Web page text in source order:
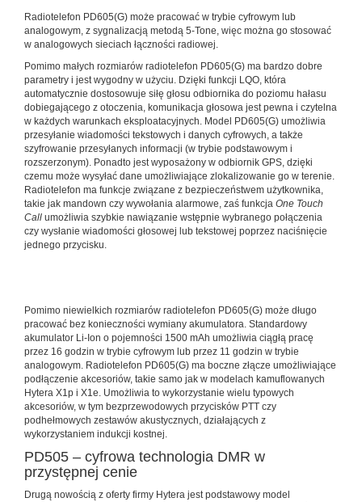
Radiotelefon PD605(G) może pracować w trybie cyfrowym lub
analogowym, z sygnalizacją metodą 5-Tone, więc można go stosować
w analogowych sieciach łączności radiowej.
Pomimo małych rozmiarów radiotelefon PD605(G) ma bardzo dobre
parametry i jest wygodny w użyciu. Dzięki funkcji LQO, która
automatycznie dostosowuje siłę głosu odbiornika do poziomu hałasu
dobiegającego z otoczenia, komunikacja głosowa jest pewna i czytelna
w każdych warunkach eksploatacyjnych. Model PD605(G) umożliwia
przesyłanie wiadomości tekstowych i danych cyfrowych, a także
szyfrowanie przesyłanych informacji (w trybie podstawowym i
rozszerzonym). Ponadto jest wyposażony w odbiornik GPS, dzięki
czemu może wysyłać dane umożliwiające zlokalizowanie go w terenie.
Radiotelefon ma funkcje związane z bezpieczeństwem użytkownika,
takie jak mandown czy wywołania alarmowe, zaś funkcja One Touch
Call umożliwia szybkie nawiązanie wstępnie wybranego połączenia
czy wysłanie wiadomości głosowej lub tekstowej poprzez naciśnięcie
jednego przycisku.
Pomimo niewielkich rozmiarów radiotelefon PD605(G) może długo
pracować bez konieczności wymiany akumulatora. Standardowy
akumulator Li-Ion o pojemności 1500 mAh umożliwia ciągłą pracę
przez 16 godzin w trybie cyfrowym lub przez 11 godzin w trybie
analogowym. Radiotelefon PD605(G) ma boczne złącze umożliwiające
podłączenie akcesoriów, takie samo jak w modelach kamuflowanych
Hytera X1p i X1e. Umożliwia to wykorzystanie wielu typowych
akcesoriów, w tym bezprzewodowych przycisków PTT czy
podhełmowych zestawów akustycznych, działających z
wykorzystaniem indukcji kostnej.
PD505 – cyfrowa technologia DMR w
przystępnej cenie
Drugą nowością z oferty firmy Hytera jest podstawowy model